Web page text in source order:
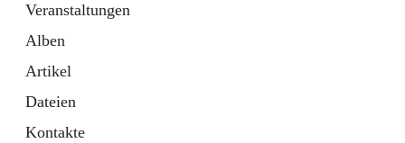
Veranstaltungen
Alben
Artikel
Dateien
Kontakte